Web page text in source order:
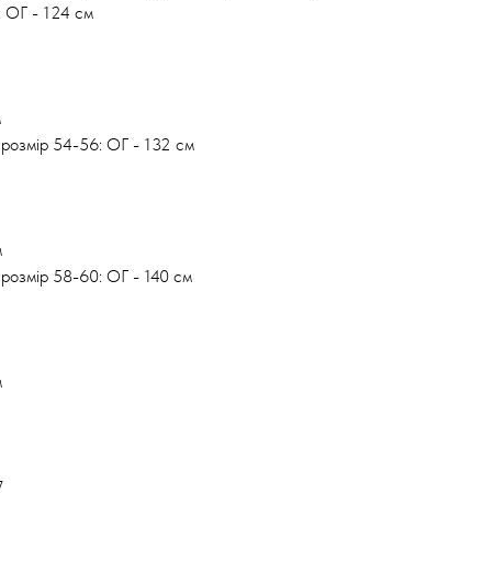
ОГ - 124 см
розмір 54-56: ОГ - 132 см
розмір 58-60: ОГ - 140 см